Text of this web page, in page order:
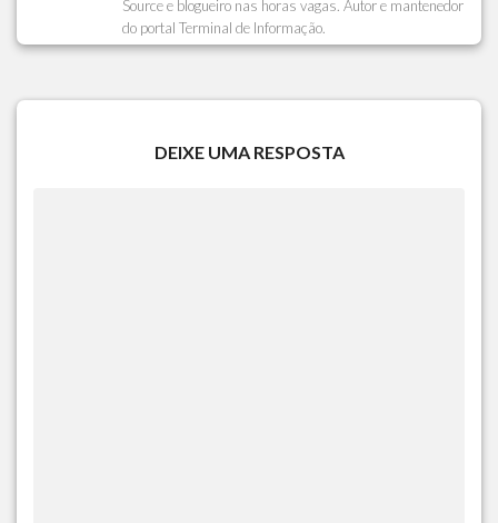
Source e blogueiro nas horas vagas. Autor e mantenedor
do portal Terminal de Informação.
DEIXE UMA RESPOSTA